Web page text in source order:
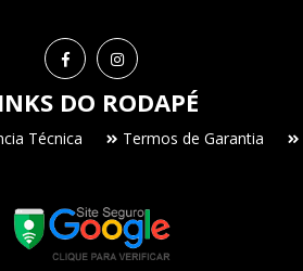
DO RODAPÉ
Técnica Termos de Garantia